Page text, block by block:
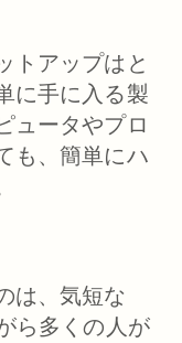
トアップはと
に手に入る製
ュータやプロ
も、簡単にハ
は、気短な
ら多くの人が